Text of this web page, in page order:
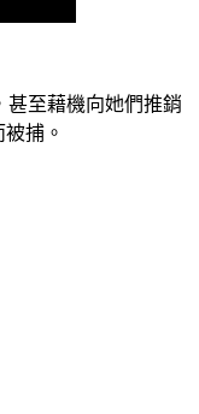
甚至藉機向她們推銷
捕。